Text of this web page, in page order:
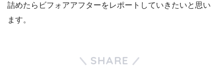
詰めたらビフォアアフターをレポートしていきたいと思い
ます。
SHARE